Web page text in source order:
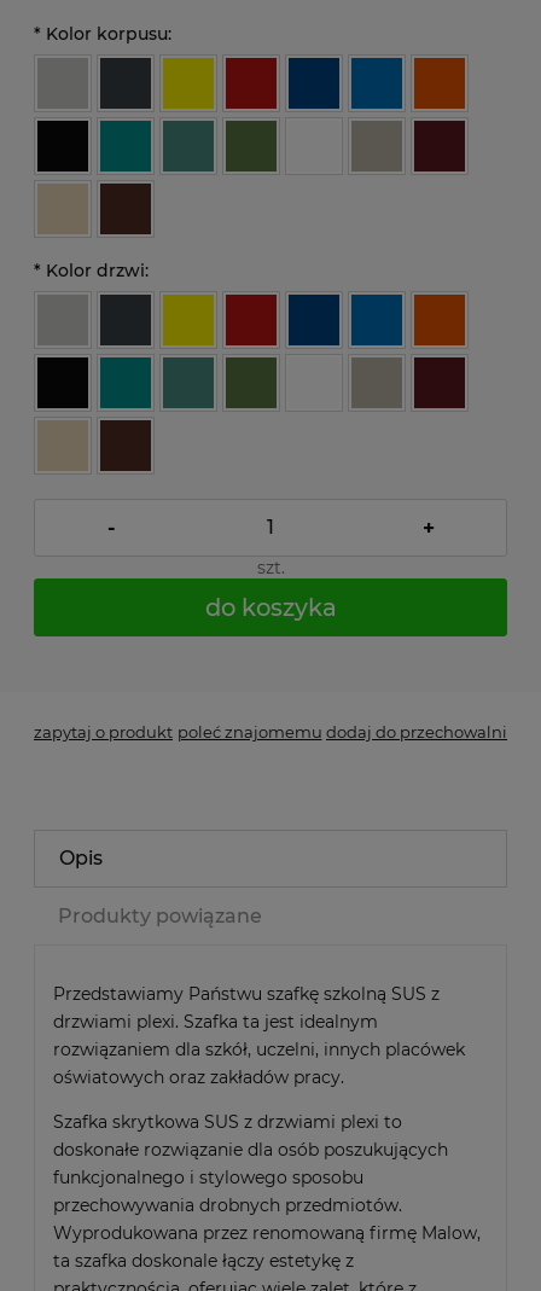
* Kolor korpusu:
* Kolor drzwi:
- +
szt.
do koszyka
zapytaj o produkt poleć znajomemu dodaj do przechowalni
Opis
Produkty powiązane
Przedstawiamy Państwu szafkę szkolną SUS z
drzwiami plexi. Szafka ta jest idealnym
rozwiązaniem dla szkół, uczelni, innych placówek
oświatowych oraz zakładów pracy.
Szafka skrytkowa SUS z drzwiami plexi to
doskonałe rozwiązanie dla osób poszukujących
funkcjonalnego i stylowego sposobu
przechowywania drobnych przedmiotów.
Wyprodukowana przez renomowaną firmę Malow,
ta szafka doskonale łączy estetykę z